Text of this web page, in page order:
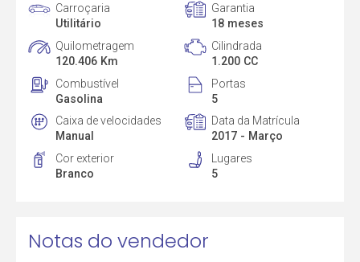
Carroçaria
Utilitário
Garantia
18 meses
Quilometragem
120.406 Km
Cilindrada
1.200 CC
Combustível
Gasolina
Portas
5
Caixa de velocidades
Manual
Data da Matrícula
2017 - Março
Cor exterior
Branco
Lugares
5
Notas do vendedor